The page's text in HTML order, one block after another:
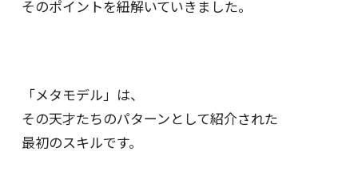
そのポイントを紐解いていきました。
「メタモデル」は、
その天才たちのパターンとして紹介された
最初のスキルです。